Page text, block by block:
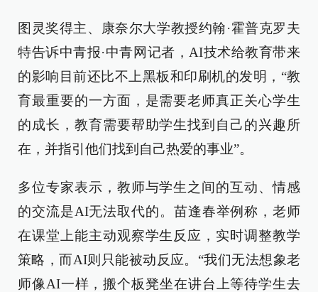
图灵奖得主、康奈尔大学教授约翰·霍普克罗夫
特告诉中青报·中青网记者，AI技术给教育带来
的影响目前还比不上黑板和印刷机的发明，“教
育最重要的一方面，是需要老师真正关心学生
的成长，教育需要帮助学生找到自己的兴趣所
在，并指引他们找到自己热爱的事业”。
多位专家表示，教师与学生之间的互动、情感
的交流是AI无法取代的。苗逢春举例称，老师
在课堂上能主动观察学生反应，实时调整教学
策略，而AI则只能被动反应。“我们无法想象老
师像AI一样，搬个板凳坐在讲台上等待学生去